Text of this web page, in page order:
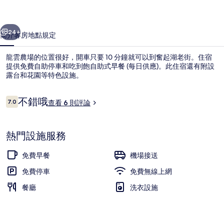
集
個 下一個
24+
簡介客房地點規定
龍雲農場的位置很好，開車只要 10 分鐘就可以到奮起湖老街。住宿
提供免費自助停車和吃到飽自助式早餐 (每日供應)。此住宿還有附設
露台和花園等特色設施。
評
論
7.07.0 分，滿分 10 分，
不錯哦查看 6 則評論
熱門設施服務
免費早餐
機場接送
免費停車
免費無線上網
餐廳
洗衣設施